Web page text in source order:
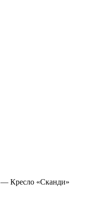
— Кресло «Сканди»